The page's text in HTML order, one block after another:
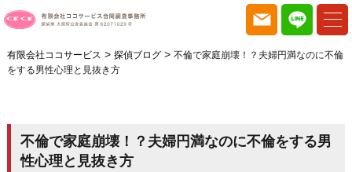
有限会社ココサービス > 探偵ブログ> 不倫で家庭崩壊！？夫婦円満なのに不倫
をする男性心理と見抜き方
不倫で家庭崩壊！？夫婦円満なのに不倫をする男
性心理と見抜き方